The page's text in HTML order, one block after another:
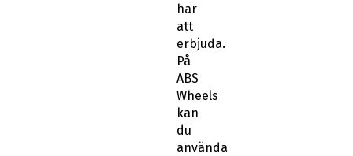
har
att
erbjuda.
På
ABS
Wheels
kan
du
använda